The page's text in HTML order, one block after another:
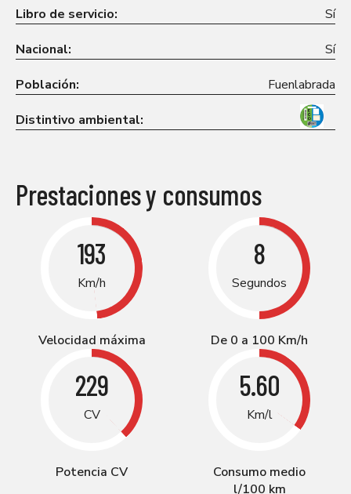
Libro de servicio: Sí
Nacional: Sí
Población: Fuenlabrada
Distintivo ambiental:
Prestaciones y consumos
193
Km/h
Velocidad máxima
8
Segundos
De 0 a 100 Km/h
229
CV
Potencia CV
5.60
Km/l
Consumo medio
l/100 km